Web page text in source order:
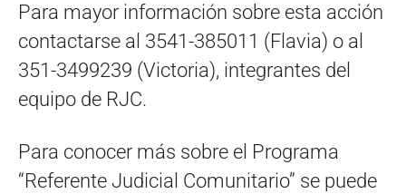
Para mayor información sobre esta acción
contactarse al 3541-385011 (Flavia) o al
351-3499239 (Victoria), integrantes del
equipo de RJC.
Para conocer más sobre el Programa
“Referente Judicial Comunitario” se puede